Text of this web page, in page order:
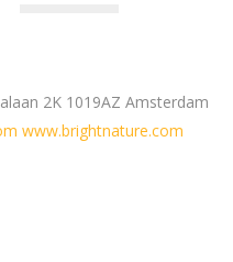
2K 1019AZ Amsterdam
www.brightnature.com